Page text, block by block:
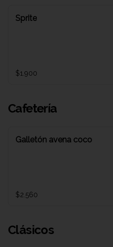
Sprite
$1.900
Cafetería
Galletón avena coco
$2.560
Clásicos